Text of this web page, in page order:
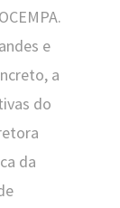
e
a
do
da